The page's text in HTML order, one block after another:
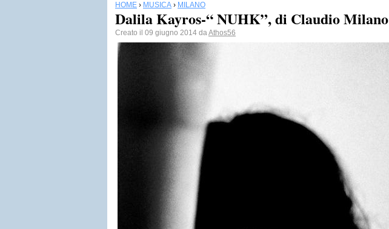
HOME › MUSICA › MILANO
Dalila Kayros-“ NUHK”, di Claudio Milano
Creato il 09 giugno 2014 daAthos56